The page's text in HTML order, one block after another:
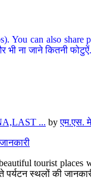
You can also
भी ना जाने कितनी
... byएम.एस.
tourist
पर्यटन स्थलों की